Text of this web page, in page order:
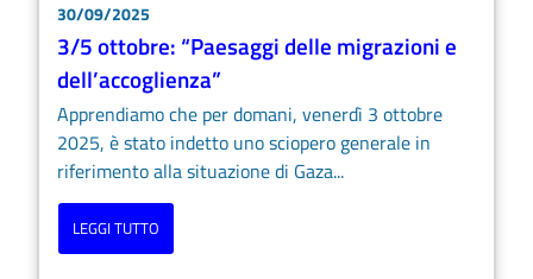
30/09/2025
3/5 ottobre: “Paesaggi delle migrazioni e
dell’accoglienza”
Apprendiamo che per domani, venerdì 3 ottobre
2025, è stato indetto uno sciopero generale in
riferimento alla situazione di Gaza...
LEGGI TUTTO